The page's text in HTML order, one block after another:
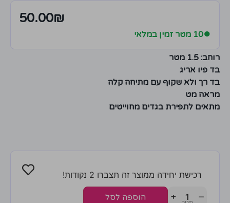
50.00₪
●10 מטר זמין במלאי
רוחב: 1.5 מטר
בד פיו אריג
בד רך ולא שקוף עם מתיחה קלה
מראה מט
מתאים לתפירת בגדים מחוייטים
רכישת יחידה ממוצר זה תצברו 2 נקודות!
−
+ הוספה לסל